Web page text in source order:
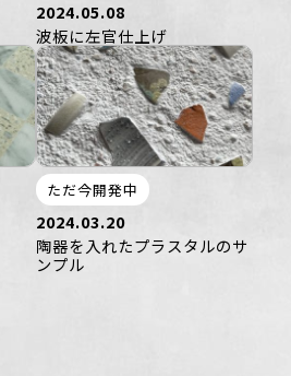
2024.05.08
波板に左官仕上げ
ただ今開発中
2024.03.20
陶器を入れたプラスタルのサ
ンプル